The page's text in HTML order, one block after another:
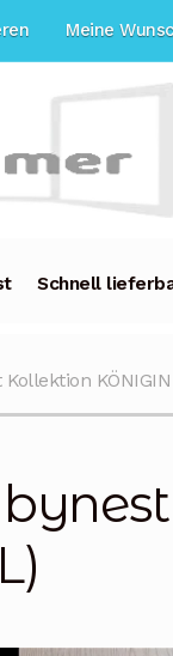
Meine
Schnell
Kollektion